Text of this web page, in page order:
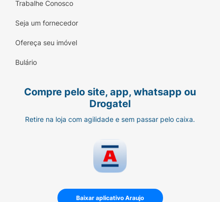
Trabalhe Conosco
Seja um fornecedor
Ofereça seu imóvel
Bulário
Compre pelo site, app, whatsapp ou
Drogatel
Retire na loja com agilidade e sem passar pelo caixa.
Baixar aplicativo Araujo